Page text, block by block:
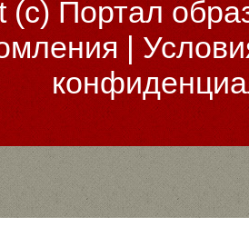
(c)Портал
|